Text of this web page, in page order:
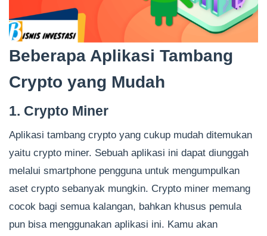
Beberapa Aplikasi Tambang
Crypto yang Mudah
1. Crypto Miner
Aplikasi tambang crypto yang cukup mudah ditemukan
yaitu crypto miner. Sebuah aplikasi ini dapat diunggah
melalui smartphone pengguna untuk mengumpulkan
aset crypto sebanyak mungkin. Crypto miner memang
cocok bagi semua kalangan, bahkan khusus pemula
pun bisa menggunakan aplikasi ini. Kamu akan